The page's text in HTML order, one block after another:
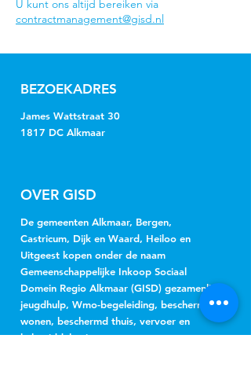
U kunt ons altijd bereiken via
contractmanagement@gisd.nl
BEZOEKADRES
James Wattstraat 30
1817 DC Alkmaar
OVER GISD
De gemeenten Alkmaar, Bergen,
Castricum, Dijk en Waard, Heiloo en
Uitgeest kopen onder de naam
Gemeenschappelijke Inkoop Sociaal
Domein Regio Alkmaar (GISD) gezamenlijk
jeugdhulp, Wmo-begeleiding, beschermd
wonen, beschermd thuis, vervoer en
hulpmiddelen in.